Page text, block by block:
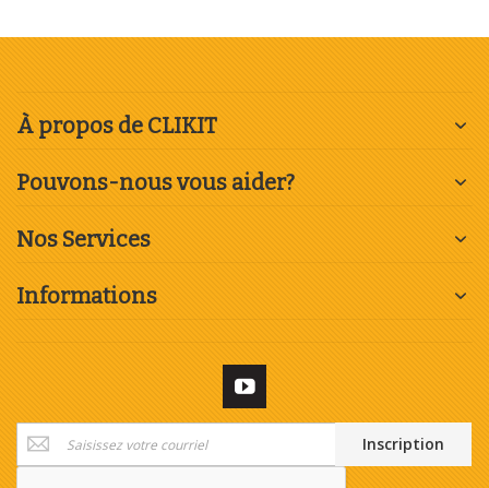
À propos de CLIKIT
Pouvons-nous vous aider?
Nos Services
Informations
Inscription
notre
Inscription